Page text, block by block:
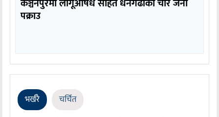
कञ्चनपुरमा लागूऔषध सहित धनगढीका चार जना
पक्राउ
भर्खरै चर्चित